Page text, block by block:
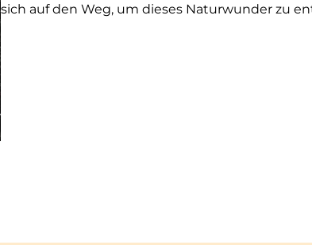
sich auf den Weg, um dieses Naturwunder zu